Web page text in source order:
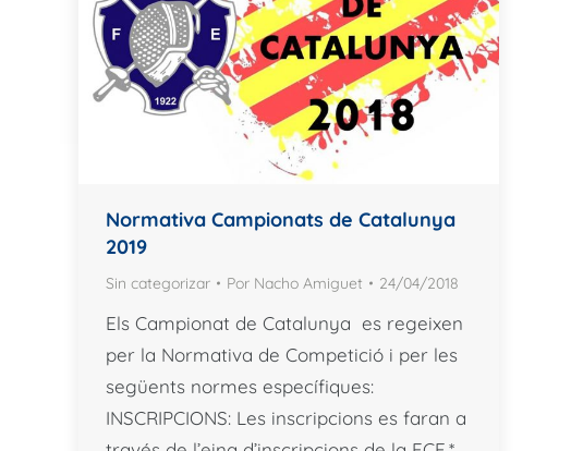
Normativa Campionats de Catalunya
2019
Sin categorizar Por Nacho Amiguet 24/04/2018
Els Campionat de Catalunya es regeixen
per la Normativa de Competició i per les
següents normes específiques:
INSCRIPCIONS: Les inscripcions es faran a